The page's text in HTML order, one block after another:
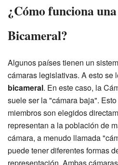
¿Cómo funciona
Bicameral?
Algunos países tienen un
cámaras legislativas. A esto se
bicameral. En este caso, la
suele ser la "cámara baja".
miembros son elegidos
representan a la población de
cámara, a menudo llamada
puede tener diferentes formas